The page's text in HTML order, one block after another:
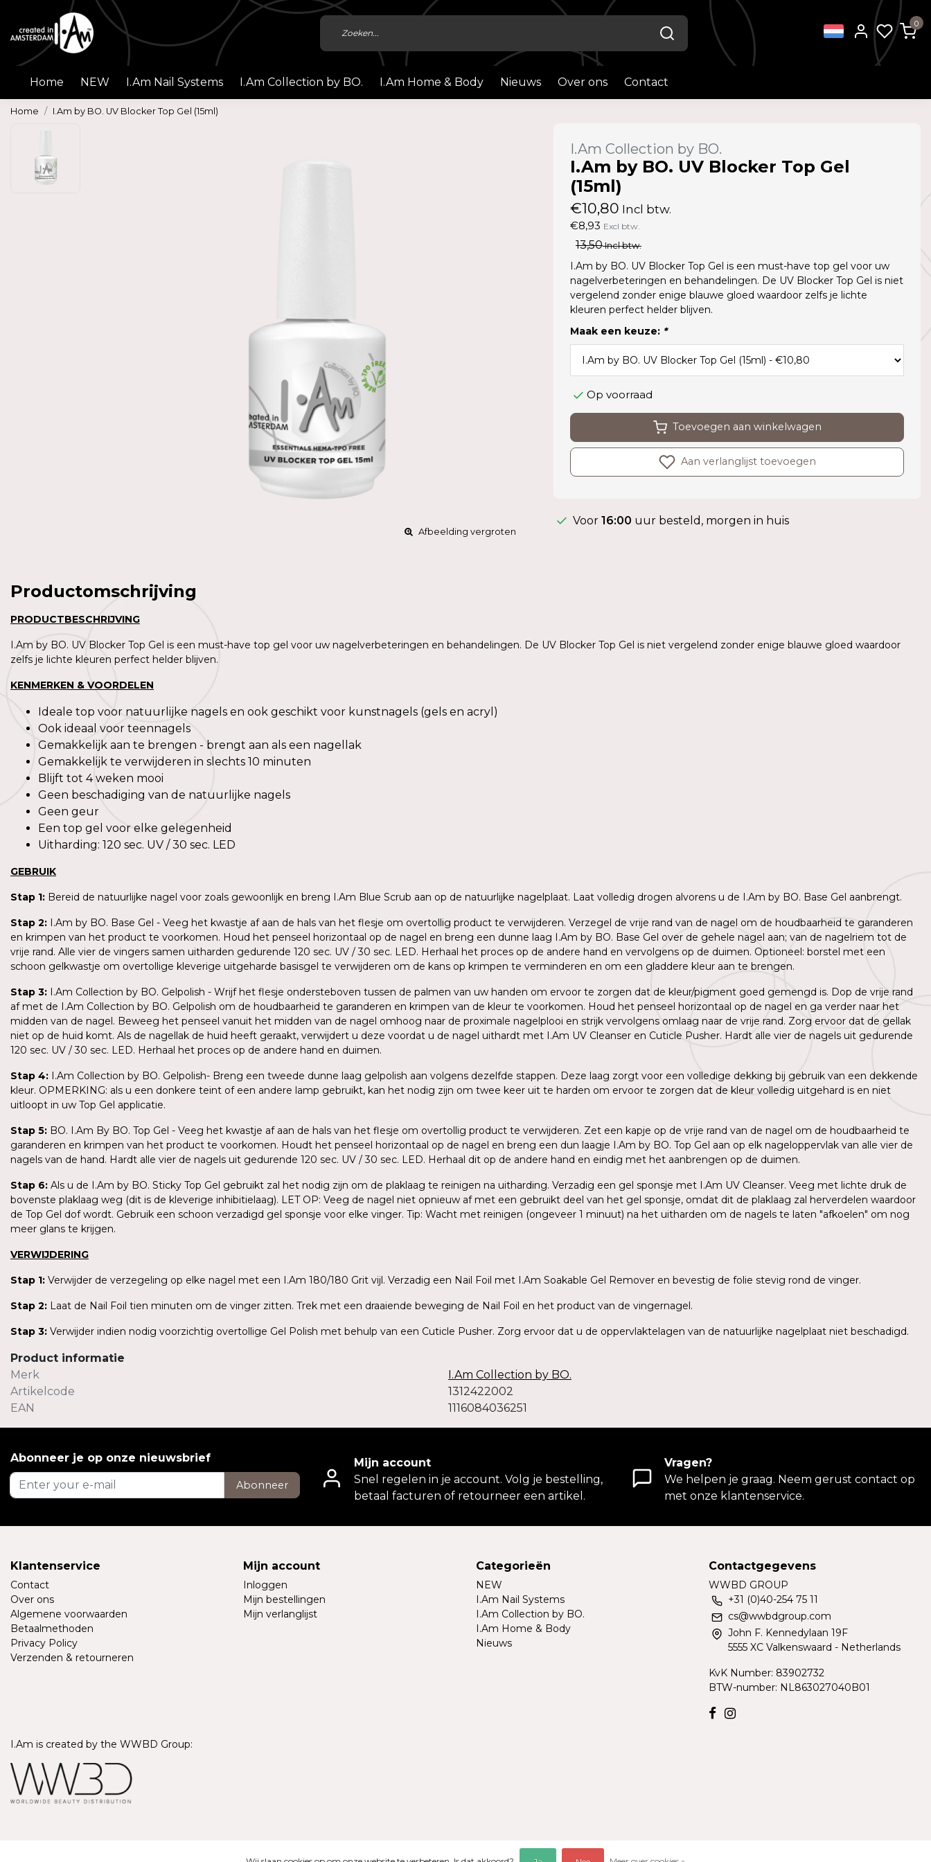
0
Home NEW I.Am Nail Systems I.Am Collection by BO. I.Am Home & Body Nieuws Over ons Contact
Home I.Am by BO. UV Blocker Top Gel (15ml)
Afbeelding vergroten
I.Am Collection by BO.
I.Am by BO. UV Blocker Top Gel
(15ml)
€10,80 Incl btw.
€8,93 Excl btw.
13,50Incl btw.
I.Am by BO. UV Blocker Top Gel is een must-have top gel voor uw
nagelverbeteringen en behandelingen. De UV Blocker Top Gel is niet
vergelend zonder enige blauwe gloed waardoor zelfs je lichte
kleuren perfect helder blijven.
Maak een keuze: *
Op voorraad
Toevoegen aan winkelwagen
Aan verlanglijst toevoegen
Voor 16:00 uur besteld, morgen in huis
Productomschrijving
PRODUCTBESCHRIJVING
I.Am by BO. UV Blocker Top Gel is een must-have top gel voor uw nagelverbeteringen en behandelingen. De UV Blocker Top Gel is niet vergelend zonder enige blauwe gloed waardoor
zelfs je lichte kleuren perfect helder blijven.
KENMERKEN & VOORDELEN
Ideale top voor natuurlijke nagels en ook geschikt voor kunstnagels (gels en acryl)
Ook ideaal voor teennagels
Gemakkelijk aan te brengen - brengt aan als een nagellak
Gemakkelijk te verwijderen in slechts 10 minuten
Blijft tot 4 weken mooi
Geen beschadiging van de natuurlijke nagels
Geen geur
Een top gel voor elke gelegenheid
Uitharding: 120 sec. UV / 30 sec. LED
GEBRUIK
Stap 1: Bereid de natuurlijke nagel voor zoals gewoonlijk en breng I.Am Blue Scrub aan op de natuurlijke nagelplaat. Laat volledig drogen alvorens u de I.Am by BO. Base Gel aanbrengt.
Stap 2: I.Am by BO. Base Gel - Veeg het kwastje af aan de hals van het flesje om overtollig product te verwijderen. Verzegel de vrije rand van de nagel om de houdbaarheid te garanderen
en krimpen van het product te voorkomen. Houd het penseel horizontaal op de nagel en breng een dunne laag I.Am by BO. Base Gel over de gehele nagel aan; van de nagelriem tot de
vrije rand. Alle vier de vingers samen uitharden gedurende 120 sec. UV / 30 sec. LED. Herhaal het proces op de andere hand en vervolgens op de duimen. Optioneel: borstel met een
schoon gelkwastje om overtollige kleverige uitgeharde basisgel te verwijderen om de kans op krimpen te verminderen en om een gladdere kleur aan te brengen.
Stap 3: I.Am Collection by BO. Gelpolish - Wrijf het flesje ondersteboven tussen de palmen van uw handen om ervoor te zorgen dat de kleur/pigment goed gemengd is. Dop de vrije rand
af met de I.Am Collection by BO. Gelpolish om de houdbaarheid te garanderen en krimpen van de kleur te voorkomen. Houd het penseel horizontaal op de nagel en ga verder naar het
midden van de nagel. Beweeg het penseel vanuit het midden van de nagel omhoog naar de proximale nagelplooi en strijk vervolgens omlaag naar de vrije rand. Zorg ervoor dat de gellak
niet op de huid komt. Als de nagellak de huid heeft geraakt, verwijdert u deze voordat u de nagel uithardt met I.Am UV Cleanser en Cuticle Pusher. Hardt alle vier de nagels uit gedurende
120 sec. UV / 30 sec. LED. Herhaal het proces op de andere hand en duimen.
Stap 4: I.Am Collection by BO. Gelpolish- Breng een tweede dunne laag gelpolish aan volgens dezelfde stappen. Deze laag zorgt voor een volledige dekking bij gebruik van een dekkende
kleur. OPMERKING: als u een donkere teint of een andere lamp gebruikt, kan het nodig zijn om twee keer uit te harden om ervoor te zorgen dat de kleur volledig uitgehard is en niet
uitloopt in uw Top Gel applicatie.
Stap 5: BO. I.Am By BO. Top Gel - Veeg het kwastje af aan de hals van het flesje om overtollig product te verwijderen. Zet een kapje op de vrije rand van de nagel om de houdbaarheid te
garanderen en krimpen van het product te voorkomen. Houdt het penseel horizontaal op de nagel en breng een dun laagje I.Am by BO. Top Gel aan op elk nageloppervlak van alle vier de
nagels van de hand. Hardt alle vier de nagels uit gedurende 120 sec. UV / 30 sec. LED. Herhaal dit op de andere hand en eindig met het aanbrengen op de duimen.
Stap 6: Als u de I.Am by BO. Sticky Top Gel gebruikt zal het nodig zijn om de plaklaag te reinigen na uitharding. Verzadig een gel sponsje met I.Am UV Cleanser. Veeg met lichte druk de
bovenste plaklaag weg (dit is de kleverige inhibitielaag). LET OP: Veeg de nagel niet opnieuw af met een gebruikt deel van het gel sponsje, omdat dit de plaklaag zal herverdelen waardoor
de Top Gel dof wordt. Gebruik een schoon verzadigd gel sponsje voor elke vinger. Tip: Wacht met reinigen (ongeveer 1 minuut) na het uitharden om de nagels te laten "afkoelen" om nog
meer glans te krijgen.
VERWIJDERING
Stap 1: Verwijder de verzegeling op elke nagel met een I.Am 180/180 Grit vijl. Verzadig een Nail Foil met I.Am Soakable Gel Remover en bevestig de folie stevig rond de vinger.
Stap 2: Laat de Nail Foil tien minuten om de vinger zitten. Trek met een draaiende beweging de Nail Foil en het product van de vingernagel.
Stap 3: Verwijder indien nodig voorzichtig overtollige Gel Polish met behulp van een Cuticle Pusher. Zorg ervoor dat u de oppervlaktelagen van de natuurlijke nagelplaat niet beschadigd.
Product informatie
Merk
I.Am Collection by BO.
Artikelcode
1312422002
EAN
1116084036251
Abonneer je op onze nieuwsbrief
Abonneer
Mijn account
Snel regelen in je account. Volg je bestelling,
betaal facturen of retourneer een artikel.
Vragen?
We helpen je graag. Neem gerust contact op
met onze klantenservice.
Klantenservice
Contact
Over ons
Algemene voorwaarden
Betaalmethoden
Privacy Policy
Verzenden & retourneren
Mijn account
Inloggen
Mijn bestellingen
Mijn verlanglijst
Categorieën
NEW
I.Am Nail Systems
I.Am Collection by BO.
I.Am Home & Body
Nieuws
Contactgegevens
WWBD GROUP
+31 (0)40-254 75 11
cs@wwbdgroup.com
John F. Kennedylaan 19F
5555 XC Valkenswaard - Netherlands
KvK Number: 83902732
BTW-number: NL863027040B01
I.Am is created by the WWBD Group: